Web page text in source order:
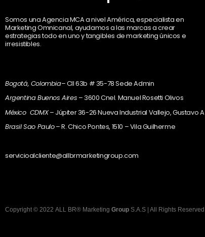
Somos una Agencia MCA a nivel América, especialista en
Marketing Omnicanal, ayudamos a las marcas a crear
estrategias todo en uno y tangibles de marketing únicos e
irresistibles.
Bogotá, Colombia– Cll 63b # 35-78 Sede Admin
Argentina Buenos Aires – 3600 Cnel. Manuel Rosetti Olivos
México CDMX– Júpiter 36-26 Nueva Industrial Vallejo, Gustavo A
Brasil Sao Paulo– R. Chico Pontes, 1510 – Vila Guilherme
servicioalcliente@allbrmarketingroup.com
Copyright© 2022 ALL BR® Marketing Group S.A.S | All Rights Reserved